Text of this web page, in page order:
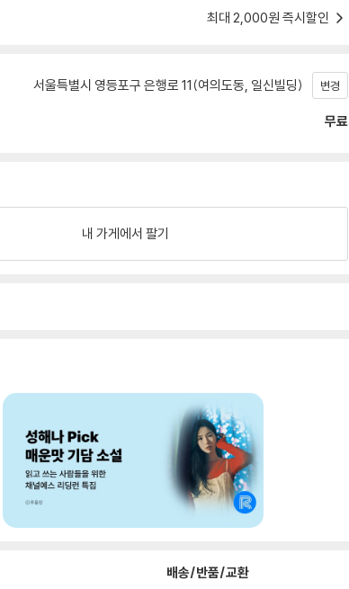
최대 2,000원 즉시할인
서울특별시 영등포구 은행로 11(여의도동, 일신빌딩) 변경
무료
내 가게에서 팔기
배송/반품/교환